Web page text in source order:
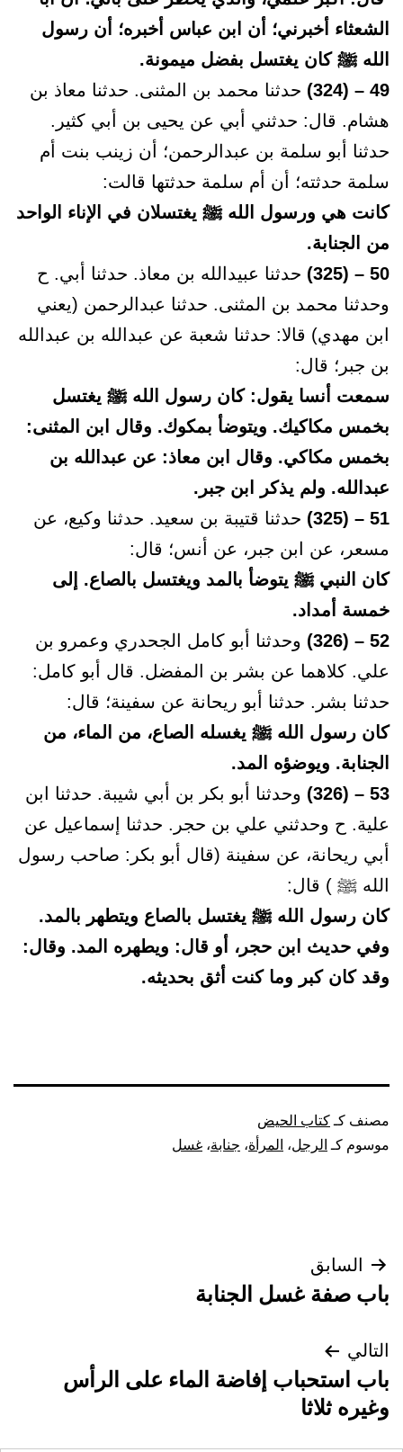
الشعثاء أخبرني؛ أن ابن عباس أخبره؛ أن رسول
الله ﷺ كان يغتسل بفضل ميمونة.
49 – (324)
حدثنا محمد بن المثنى. حدثنا معاذ بن
هشام. قال: حدثني أبي عن يحيى بن أبي كثير.
حدثنا أبو سلمة بن عبدالرحمن؛ أن زينب بنت أم
سلمة حدثته؛ أن أم سلمة حدثتها قالت:
كانت هي ورسول الله ﷺ يغتسلان في الإناء الواحد
من الجنابة.
50 – (325)
حدثنا عبيدالله بن معاذ. حدثنا أبي. ح
وحدثنا محمد بن المثنى. حدثنا عبدالرحمن (يعني
ابن مهدي) قالا: حدثنا شعبة عن عبدالله بن عبدالله
بن جبر؛ قال:
سمعت أنسا يقول: كان رسول الله ﷺ يغتسل
بخمس مكاكيك. ويتوضأ بمكوك. وقال ابن المثنى:
بخمس مكاكي. وقال ابن معاذ: عن عبدالله بن
عبدالله. ولم يذكر ابن جبر.
51 – (325)
حدثنا قتيبة بن سعيد. حدثنا وكيع، عن
مسعر، عن ابن جبر، عن أنس؛ قال:
كان النبي ﷺ يتوضأ بالمد ويغتسل بالصاع. إلى
خمسة أمداد.
52 – (326)
وحدثنا أبو كامل الجحدري وعمرو بن
علي. كلاهما عن بشر بن المفضل. قال أبو كامل:
حدثنا بشر. حدثنا أبو ريحانة عن سفينة؛ قال:
كان رسول الله ﷺ يغسله الصاع، من الماء، من
الجنابة. ويوضؤه المد.
53 – (326)
وحدثنا أبو بكر بن أبي شيبة. حدثنا ابن
علية. ح وحدثني علي بن حجر. حدثنا إسماعيل عن
أبي ريحانة، عن سفينة (قال أبو بكر: صاحب رسول
الله ﷺ ) قال:
كان رسول الله ﷺ يغتسل بالصاع ويتطهر بالمد.
وفي حديث ابن حجر، أو قال: ويطهره المد. وقال:
وقد كان كبر وما كنت أثق بحديثه.
مصنف كـكتاب الحيض
موسوم كـ الرجل، المرأة، جنابة، غسل
تصفّح
المقالات
السابق
باب صفة غسل الجنابة
التالي
باب استحباب إفاضة الماء على الرأس
وغيره ثلاثا